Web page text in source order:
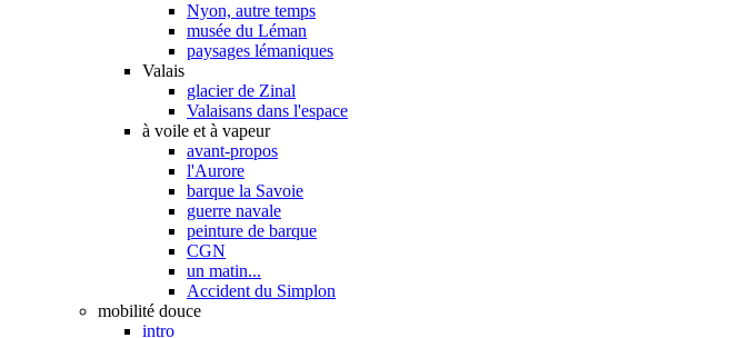
Nyon, autre temps
musée du Léman
paysages lémaniques
Valais
glacier de Zinal
Valaisans dans l'espace
à voile et à vapeur
avant-propos
l'Aurore
barque la Savoie
guerre navale
peinture de barque
CGN
un matin...
Accident du Simplon
mobilité douce
intro